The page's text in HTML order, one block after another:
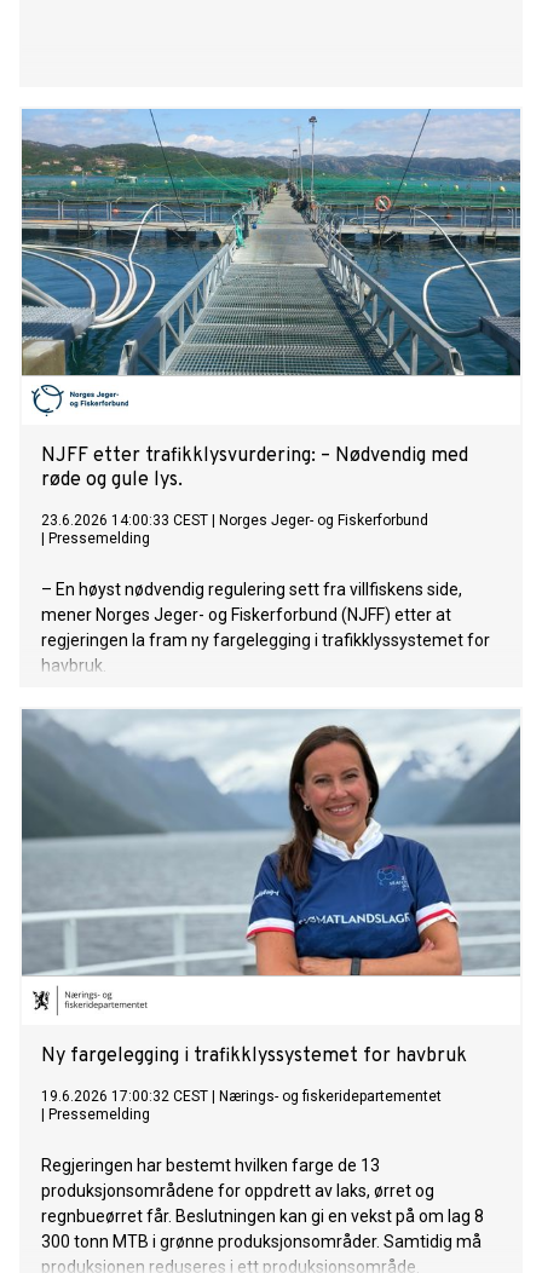
NJFF etter trafikklysvurdering: – Nødvendig med
røde og gule lys.
23.6.2026 14:00:33 CEST
Norges Jeger- og Fiskerforbund
Pressemelding
– En høyst nødvendig regulering sett fra villfiskens side,
mener Norges Jeger- og Fiskerforbund (NJFF) etter at
regjeringen la fram ny fargelegging i trafikklyssystemet for
havbruk.
Ny fargelegging i trafikklyssystemet for havbruk
19.6.2026 17:00:32 CEST
Nærings- og fiskeridepartementet
Pressemelding
Regjeringen har bestemt hvilken farge de 13
produksjonsområdene for oppdrett av laks, ørret og
regnbueørret får. Beslutningen kan gi en vekst på om lag 8
300 tonn MTB i grønne produksjonsområder. Samtidig må
produksjonen reduseres i ett produksjonsområde.